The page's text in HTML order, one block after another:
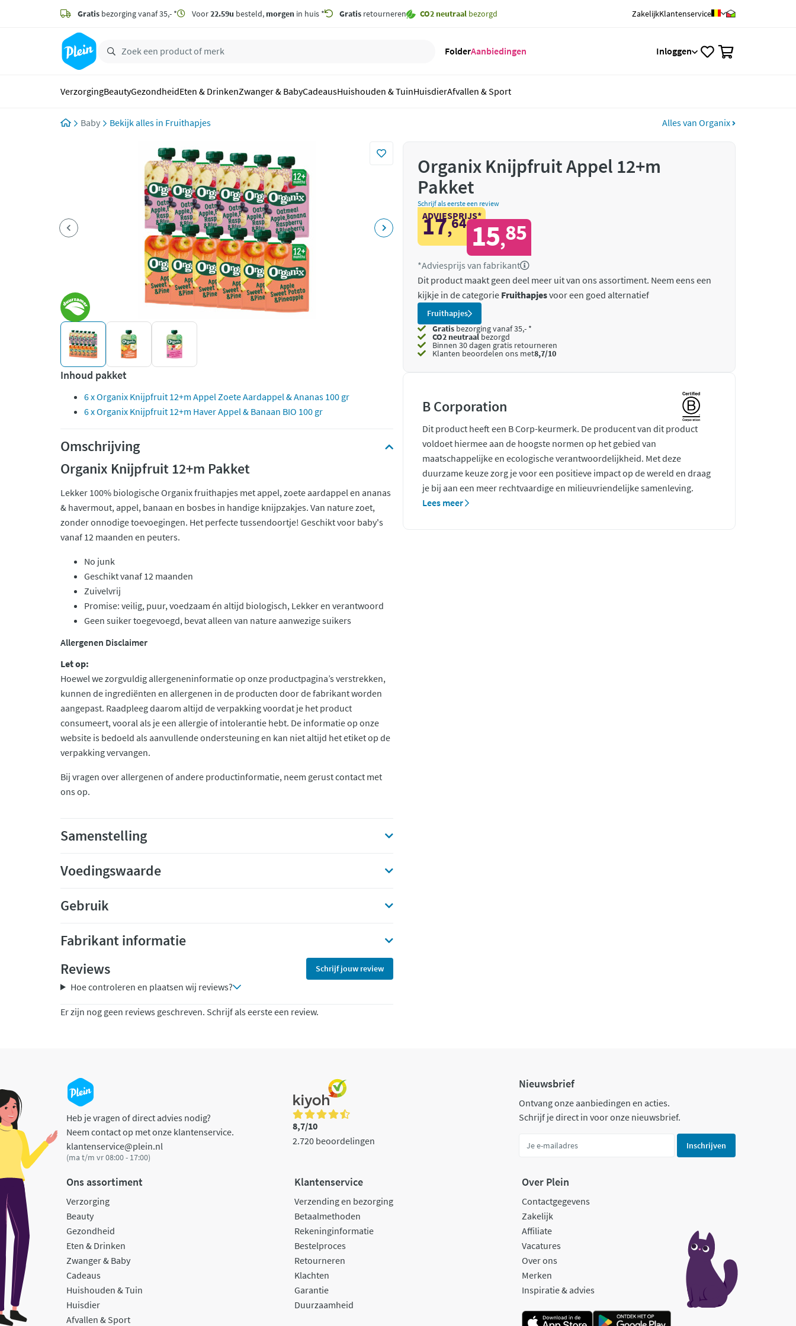
zoeken
hoofdinhoud
Gratis bezorging vanaf 35,- * Voor22.59u besteld, morgen in huis * Gratis retourneren CO2 neutraal bezorgd ZakelijkKlantenservice
FolderAanbiedingen Inloggen
VerzorgingBeautyGezondheidEten & DrinkenZwanger & BabyCadeausHuishouden & TuinHuisdierAfvallen & Sport
Baby Fruithapjes Alles van Organix
Inhoud pakket
6 x Organix Knijpfruit 12+m Appel Zoete Aardappel & Ananas 100 gr
6 x Organix Knijpfruit 12+m Haver Appel & Banaan BIO 100 gr
Omschrijving
Organix Knijpfruit 12+m Pakket
Lekker 100% biologische Organix fruithapjes met appel, zoete aardappel en ananas
& havermout, appel, banaan en bosbes in handige knijpzakjes. Van nature zoet,
zonder onnodige toevoegingen. Het perfecte tussendoortje! Geschikt voor baby's
vanaf 12 maanden en peuters.
No junk
Geschikt vanaf 12 maanden
Zuivelvrij
Promise: veilig, puur, voedzaam én altijd biologisch, Lekker en verantwoord
Geen suiker toegevoegd, bevat alleen van nature aanwezige suikers
Allergenen Disclaimer
Let op:
Hoewel we zorgvuldig allergeneninformatie op onze productpagina’s verstrekken,
kunnen de ingrediënten en allergenen in de producten door de fabrikant worden
aangepast. Raadpleeg daarom altijd de verpakking voordat je het product
consumeert, vooral als je een allergie of intolerantie hebt. De informatie op onze
website is bedoeld als aanvullende ondersteuning en kan niet altijd het etiket op de
verpakking vervangen.
Bij vragen over allergenen of andere productinformatie, neem gerust contact met
ons op.
Samenstelling
Voedingswaarde
Gebruik
Fabrikant informatie
Reviews
Schrijf jouw review
Hoe controleren en plaatsen wij reviews?
Er zijn nog geen reviews geschreven. Schrijf als eerste een review.
Organix Knijpfruit Appel 12+m
Pakket
Schrijf als eerste een review
ADVIESPRIJS*
17,64 15,85
*Adviesprijs van fabrikant
Dit product maakt geen deel meer uit van ons assortiment. Neem eens een
kijkje in de categorie Fruithapjesvoor een goed alternatief
Fruithapjes
Gratis bezorging vanaf 35,- *
CO2 neutraalbezorgd
Binnen 30 dagen gratis retourneren
Klanten beoordelen ons met8,7/10
B Corporation
Dit product heeft een B Corp-keurmerk. De producent van dit product
voldoet hiermee aan de hoogste normen op het gebied van
maatschappelijke en ecologische verantwoordelijkheid. Met deze
duurzame keuze zorg je voor een positieve impact op de wereld en draag
je bij aan een meer rechtvaardige en milieuvriendelijke samenleving.
Lees meer
Heb je vragen of direct advies nodig?
Neem contact op met onze klantenservice.
klantenservice@plein.nl
(ma t/m vr 08:00 - 17:00)
8,7/10
2.720 beoordelingen
Nieuwsbrief
Ontvang onze aanbiedingen en acties.
Schrijf je direct in voor onze nieuwsbrief.
Inschrijven
Ons assortiment
Verzorging
Beauty
Gezondheid
Eten & Drinken
Zwanger & Baby
Cadeaus
Huishouden & Tuin
Huisdier
Afvallen & Sport
Klantenservice
Verzending en bezorging
Betaalmethoden
Rekeninginformatie
Bestelproces
Retourneren
Klachten
Garantie
Duurzaamheid
Over Plein
Contactgegevens
Zakelijk
Affiliate
Vacatures
Over ons
Merken
Inspiratie & advies